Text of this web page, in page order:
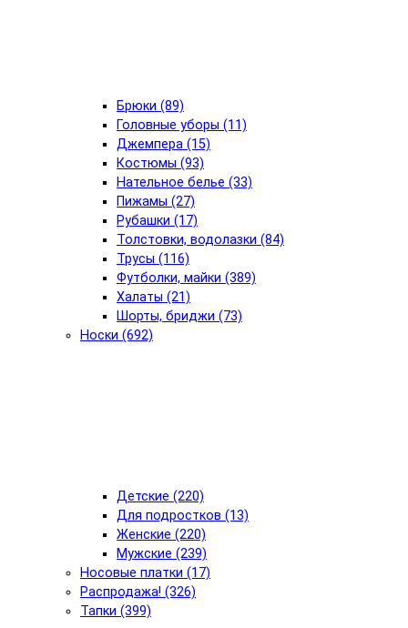
Брюки (89)
Головные уборы (11)
Джемпера (15)
Костюмы (93)
Нательное белье (33)
Пижамы (27)
Рубашки (17)
Толстовки, водолазки (84)
Трусы (116)
Футболки, майки (389)
Халаты (21)
Шорты, бриджи (73)
Носки (692)
Детские (220)
Для подростков (13)
Женские (220)
Мужские (239)
Носовые платки (17)
Распродажа! (326)
Тапки (399)